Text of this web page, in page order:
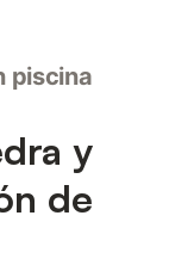
piscina
y
de